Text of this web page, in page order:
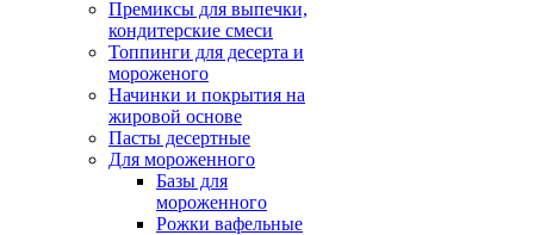
Премиксы для выпечки,
кондитерские смеси
Топпинги для десерта и
мороженого
Начинки и покрытия на
жировой основе
Пасты десертные
Для мороженного
Базы для
мороженного
Рожки вафельные